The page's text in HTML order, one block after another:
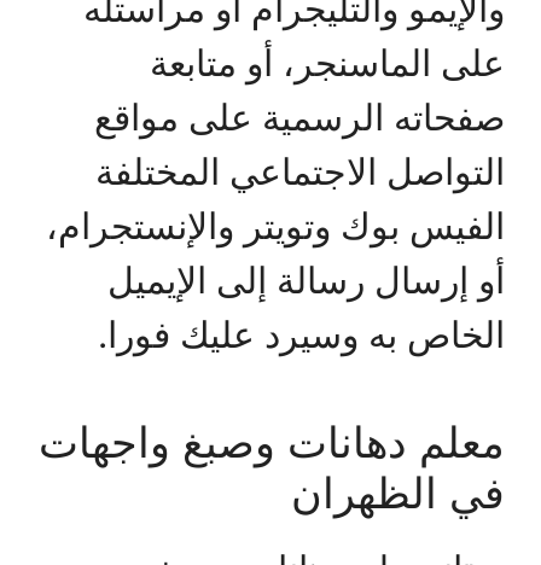
على الماسنجر، أو متابعة
صفحاته الرسمية على مواقع
التواصل الاجتماعي المختلفة
الفيس بوك وتويتر والإنستجرام،
أو إرسال رسالة إلى الإيميل
الخاص به وسيرد عليك فورا.
معلم دهانات وصبغ واجهات
في الظهران